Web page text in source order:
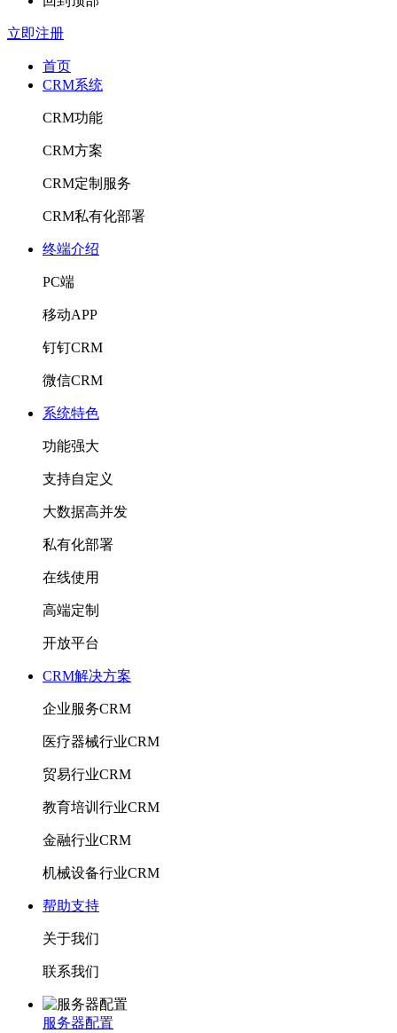
立即注册
首页
CRM系统
CRM功能
CRM方案
CRM定制服务
CRM私有化部署
终端介绍
PC端
移动APP
钉钉CRM
微信CRM
系统特色
功能强大
支持自定义
大数据高并发
私有化部署
在线使用
高端定制
开放平台
CRM解决方案
企业服务CRM
医疗器械行业CRM
贸易行业CRM
教育培训行业CRM
金融行业CRM
机械设备行业CRM
帮助支持
关于我们
联系我们
服务器配置